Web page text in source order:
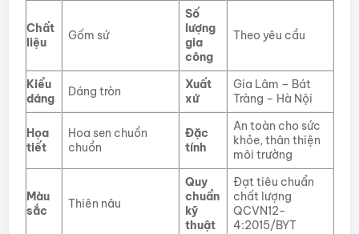
Chất
liệu
Gốm sứ
Số
lượng
gia
công
Theo yêu cầu
Kiểu
dáng
Dáng tròn
Xuất
xứ
Gia Lâm – Bát
Tràng – Hà Nội
Họa
tiết
Hoa sen chuồn
chuồn
Đặc
tính
An toàn cho sức
khỏe, thân thiện
môi trường
Màu
sắc
Thiên nâu
Quy
chuẩn
kỹ
thuật
Đạt tiêu chuẩn
chất lượng
QCVN12-
4:2015/BYT